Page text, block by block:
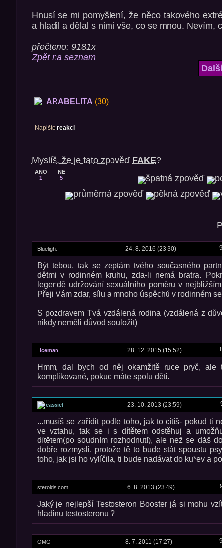
Hnusí se mi pomyšlení, že něco takového
a hladil a dělal s nimi vše, co se mnou. Nevím,
přečteno: 9181x
Zpět na seznam
ARABELITA (30)
Napište reakci
Myslíš, že je tato zpověď FAKE?
ANO
1
NE
5
Bluelight 24. 8. 2016 (23:30)
Být tebou, tak se zeptám tvého současného
dětmi v rodinném kruhu, zda-li nemá bratra.
legendě udržování sexuálního poměru v
Přeji Vám zdar, sílu a mnoho úspěchů v rodinném
S pozdravem Tvá vzdálená rodina (vzdálená z
nikdy neměli důvod souložit)
Iceman 28. 12. 2015 (15:52)
Hmm, dal bych od něj okamžitě ruce pryč, ale
komplikované, pokud máte spolu děti.
cassiel 23. 10. 2013 (23:59)
...musíš se zařídit podle toho, jak to cítíš- pokud ti
ve vztahu, tak se i s dítětem odstěhuj a
dítětem(po soudním rozhodnutí), ale než se dáš
dobře rozmysli, protože tě to bude stát spoustu
toho, jak jsi ho vylíčila, ti bude nadávat do ku*ev a
steroids.com 6. 8. 2013 (23:49)
Jaký je nejlepší Testosteron Booster já si mohu
hladinu testosteronu ?
OMG 8. 7. 2011 (17:27)